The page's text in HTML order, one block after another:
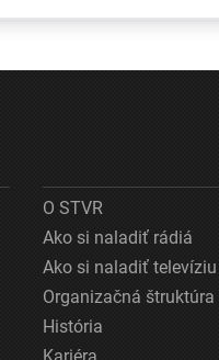
Opozícia a
O STVR
Ako si naladiť rádiá
Ako si naladiť televíziu
Organizačná štruktúra
História